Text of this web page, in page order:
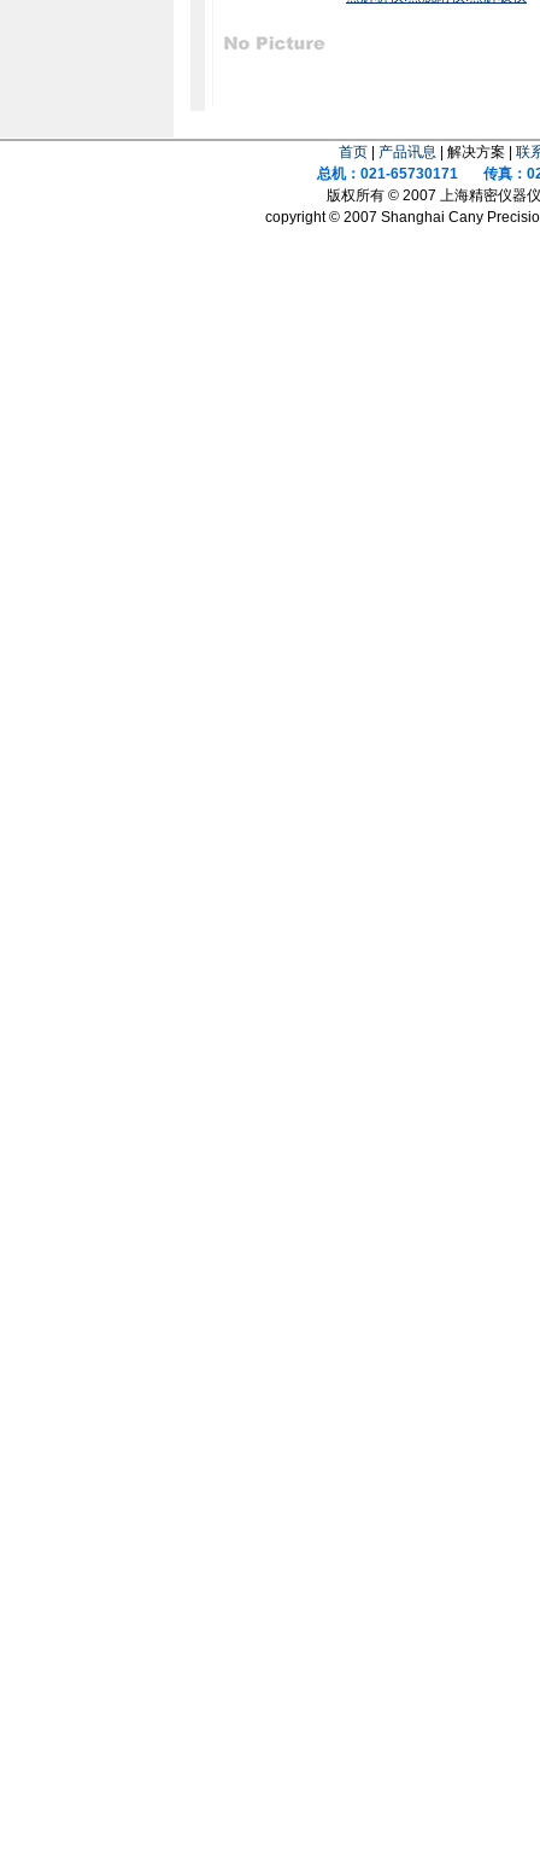
首页| 产品讯息 | 解决方案 | 联
总机：021-65730171 传真：
版权所有 © 2007 上海精密仪器
copyright © 2007 Shanghai Cany